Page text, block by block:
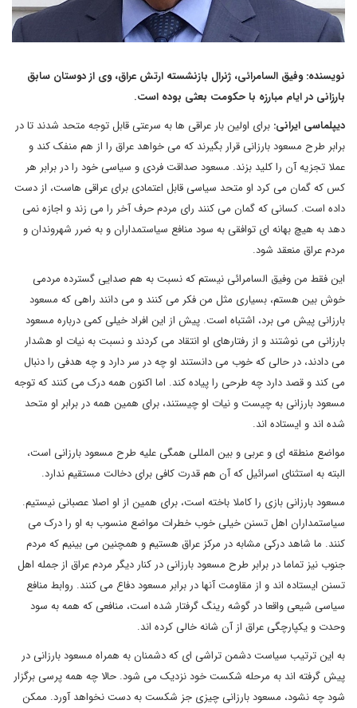
نویسنده: وفیق السامرائی، ژنرال بازنشسته ارتش عراق، وی از دوستان سابق
بارزانی در ایام مبارزه با حکومت بعثی بوده است.
دیپلماسی ایرانی: برای اولین بار عراقی ها به سرعتی قابل توجه متحد شدند تا در
برابر طرح مسعود بارزانی قرار بگیرند که می خواهد عراق را از هم منفک کند و
عملا تجزیه آن را کلید بزند. مسعود صداقت فردی و سیاسی خود را در برابر هر
کس که گمان می کرد او متحد سیاسی قابل اعتمادی برای عراقی هاست، از دست
داده است. کسانی که گمان می کنند رای مردم حرف آخر را می زند و اجازه نمی
دهد به هیچ بهانه ای توافقی به سود منافع سیاستمداران و به ضرر شهروندان و
مردم عراق منعقد شود.
این فقط من وفیق السامرائی نیستم که نسبت به هم صدایی گسترده مردمی
خوش بین هستم، بسیاری مثل من فکر می کنند و می دانند راهی که مسعود
بارزانی پیش می برد، اشتباه است. پیش از این افراد خیلی کمی درباره مسعود
بارزانی می نوشتند و از رفتارهای او انتقاد می کردند و نسبت به نیات او هشدار
می دادند، در حالی که خوب می دانستند او چه در سر دارد و چه هدفی را دنبال
می کند و قصد دارد چه طرحی را پیاده کند. اما اکنون همه درک می کنند که توجه
مسعود بارزانی به چیست و نیات او چیستند، برای همین همه در برابر او متحد
شده اند و ایستاده اند.
مواضع منطقه ای و عربی و بین المللی همگی علیه طرح مسعود بارزانی است،
البته به استثنای اسرائیل که آن هم قدرت کافی برای دخالت مستقیم ندارد.
مسعود بارزانی بازی را کاملا باخته است، برای همین از او اصلا عصبانی نیستیم.
سیاستمداران اهل تسنن خیلی خوب خطرات مواضع منسوب به او را درک می
کنند. ما شاهد درکی مشابه در مرکز عراق هستیم و همچنین می بینیم که مردم
جنوب نیز تماما در برابر طرح مسعود بارزانی در کنار دیگر مردم عراق از جمله اهل
تسنن ایستاده اند و از مقاومت آنها در برابر مسعود دفاع می کنند. روابط منافع
سیاسی شیعی واقعا در گوشه رینگ گرفتار شده است، منافعی که همه به سود
وحدت و یکپارچگی عراق از آن شانه خالی کرده اند.
به این ترتیب سیاست دشمن تراشی ای که دشمنان به همراه مسعود بارزانی در
پیش گرفته اند به مرحله شکست خود نزدیک می شود. حالا چه همه پرسی برگزار
شود چه نشود، مسعود بارزانی چیزی جز شکست به دست نخواهد آورد. ممکن